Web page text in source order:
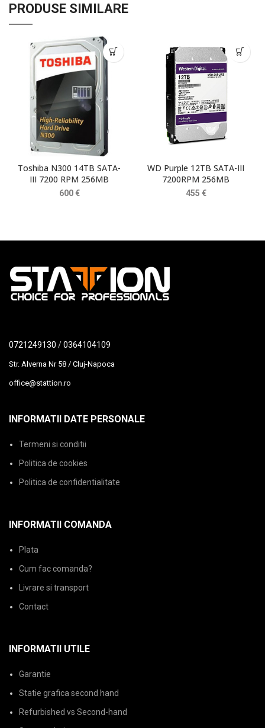
PRODUSE SIMILARE
Toshiba N300 14TB SATA-
III 7200 RPM 256MB
600 €
WD Purple 12TB SATA-III
7200RPM 256MB
455 €
0721249130 /0364104109
Str. Alverna Nr 58 / Cluj-Napoca
office@stattion.ro
INFORMATII DATE PERSONALE
Termeni si conditii
Politica de cookies
Politica de confidentialitate
INFORMATII COMANDA
Plata
Cum fac comanda?
Livrare si transport
Contact
INFORMATII UTILE
Garantie
Statie grafica second hand
Refurbished vs Second-hand